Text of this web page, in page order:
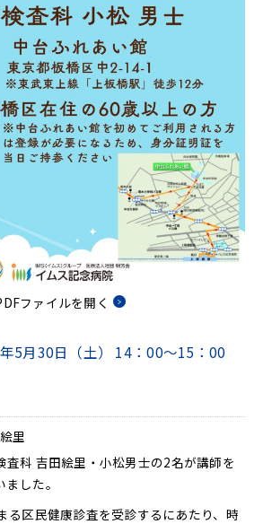
ファイルを開く
5月30日（土） 14：00～15：00
里
査科 吉田絵里・小松男士の2名が講師を
した。
る区民健康診査を受診するにあたり、時